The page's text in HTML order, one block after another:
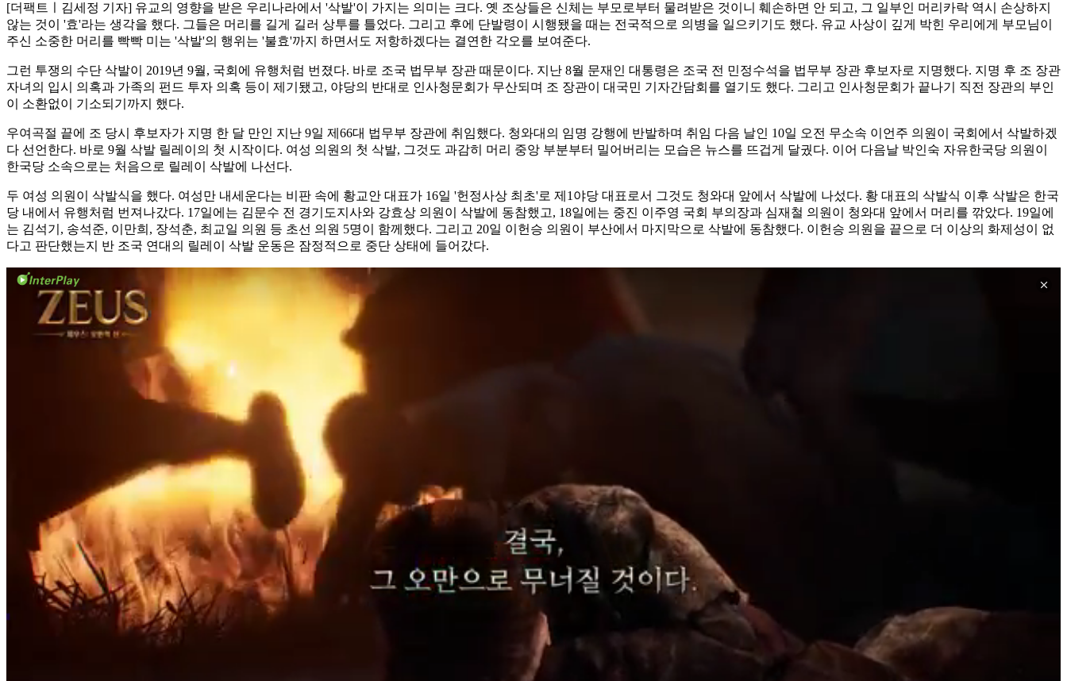
[더팩트ㅣ김세정 기자] 유교의 영향을 받은 우리나라에서 '삭발'이 가지는 의미는 크다. 옛 조상들은 신체는 부모로부터 물려받은 것이니 훼손하면 안 되고, 그 일부인 머리카락 역시 손상하지
않는 것이 '효'라는 생각을 했다. 그들은 머리를 길게 길러 상투를 틀었다. 그리고 후에 단발령이 시행됐을 때는 전국적으로 의병을 일으키기도 했다. 유교 사상이 깊게 박힌 우리에게 부모님이
주신 소중한 머리를 빡빡 미는 '삭발'의 행위는 '불효'까지 하면서도 저항하겠다는 결연한 각오를 보여준다.
그런 투쟁의 수단 삭발이 2019년 9월, 국회에 유행처럼 번졌다. 바로 조국 법무부 장관 때문이다. 지난 8월 문재인 대통령은 조국 전 민정수석을 법무부 장관 후보자로 지명했다. 지명 후 조 장관
자녀의 입시 의혹과 가족의 펀드 투자 의혹 등이 제기됐고, 야당의 반대로 인사청문회가 무산되며 조 장관이 대국민 기자간담회를 열기도 했다. 그리고 인사청문회가 끝나기 직전 장관의 부인
이 소환없이 기소되기까지 했다.
우여곡절 끝에 조 당시 후보자가 지명 한 달 만인 지난 9일 제66대 법무부 장관에 취임했다. 청와대의 임명 강행에 반발하며 취임 다음 날인 10일 오전 무소속 이언주 의원이 국회에서 삭발하겠
다 선언한다. 바로 9월 삭발 릴레이의 첫 시작이다. 여성 의원의 첫 삭발, 그것도 과감히 머리 중앙 부분부터 밀어버리는 모습은 뉴스를 뜨겁게 달궜다. 이어 다음날 박인숙 자유한국당 의원이
한국당 소속으로는 처음으로 릴레이 삭발에 나선다.
두 여성 의원이 삭발식을 했다. 여성만 내세운다는 비판 속에 황교안 대표가 16일 '헌정사상 최초'로 제1야당 대표로서 그것도 청와대 앞에서 삭발에 나섰다. 황 대표의 삭발식 이후 삭발은 한국
당 내에서 유행처럼 번져나갔다. 17일에는 김문수 전 경기도지사와 강효상 의원이 삭발에 동참했고, 18일에는 중진 이주영 국회 부의장과 심재철 의원이 청와대 앞에서 머리를 깎았다. 19일에
는 김석기, 송석준, 이만희, 장석춘, 최교일 의원 등 초선 의원 5명이 함께했다. 그리고 20일 이헌승 의원이 부산에서 마지막으로 삭발에 동참했다. 이헌승 의원을 끝으로 더 이상의 화제성이 없
다고 판단했는지 반 조국 연대의 릴레이 삭발 운동은 잠정적으로 중단 상태에 들어갔다.